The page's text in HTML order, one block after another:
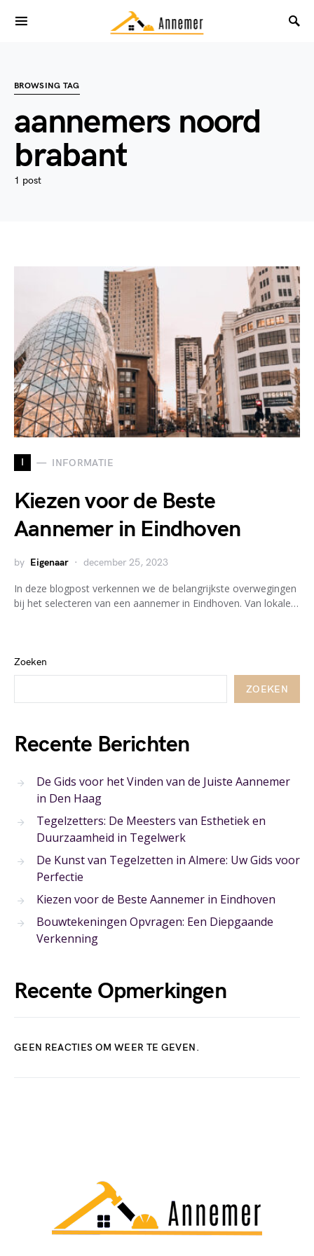
BROWSING TAG
aannemers noord
brabant
1 post
I INFORMATIE
Kiezen voor de Beste
Aannemer in Eindhoven
by Eigenaar december 25, 2023
In deze blogpost verkennen we de belangrijkste overwegingen
bij het selecteren van een aannemer in Eindhoven. Van lokale…
Zoeken
ZOEKEN
Recente Berichten
De Gids voor het Vinden van de Juiste Aannemer
in Den Haag
Tegelzetters: De Meesters van Esthetiek en
Duurzaamheid in Tegelwerk
De Kunst van Tegelzetten in Almere: Uw Gids voor
Perfectie
Kiezen voor de Beste Aannemer in Eindhoven
Bouwtekeningen Opvragen: Een Diepgaande
Verkenning
Recente Opmerkingen
GEEN REACTIES OM WEER TE GEVEN.